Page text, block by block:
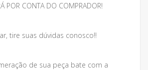
POR CONTA DO COMPRADOR!
tire suas dúvidas conosco!!
de sua peça bate com a